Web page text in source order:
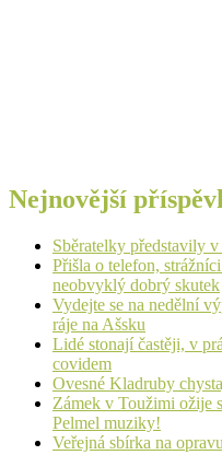
Nejnovější
Sběratelky představily
Přišla o telefon,
neobvyklý dobrý skutek
Vydejte se na nedělní
ráje na Ašsku
Lidé stonají častěji, v
covidem
Ovesné Kladruby
Zámek v Toužimi ožije
Pelmel muziky!
Veřejná sbírka na